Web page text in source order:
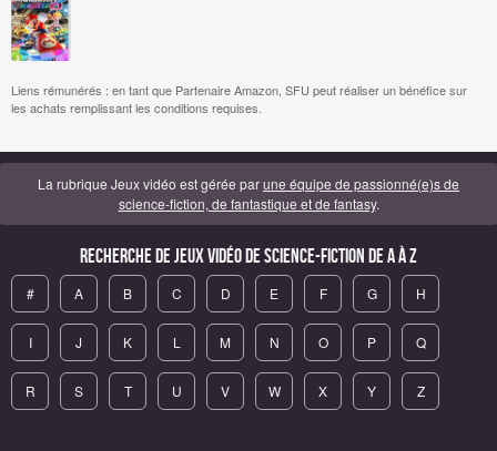
Liens rémunérés : en tant que Partenaire Amazon, SFU peut réaliser un bénéfice sur
les achats remplissant les conditions requises.
La rubrique Jeux vidéo est gérée parune équipe de passionné(e)s de
science-fiction, de fantastique et de fantasy.
Recherche de Jeux vidéo de science-fiction de A à Z
# A B C D E F G H
I J K L M N O P Q
R S T U V W X Y Z